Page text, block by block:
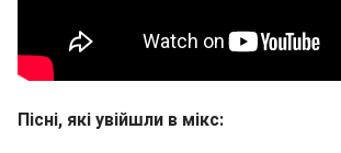
Пісні, які увійшли в мікс: